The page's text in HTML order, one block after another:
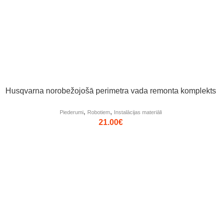
Husqvarna norobežojošā perimetra vada remonta komplekts
Piederumi, Robotiem, Instalācijas materiāli
21.00€